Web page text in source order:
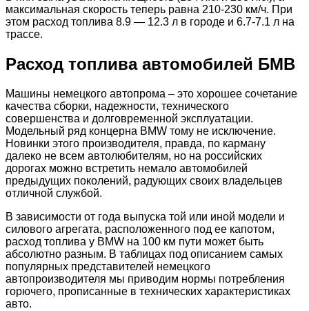
максимальная скорость теперь равна 210-230 км/ч. При
этом расход топлива 8.9 — 12.3 л в городе и 6.7-7.1 л на
трассе.
Расход топлива автомобилей БМВ
Машины немецкого автопрома – это хорошее сочетание
качества сборки, надежности, технического
совершенства и долговременной эксплуатации.
Модельный ряд концерна BMW тому не исключение.
Новинки этого производителя, правда, по карману
далеко не всем автолюбителям, но на российских
дорогах можно встретить немало автомобилей
предыдущих поколений, радующих своих владельцев
отличной службой.
В зависимости от года выпуска той или иной модели и
силового агрегата, расположенного под ее капотом,
расход топлива у BMW на 100 км пути может быть
абсолютно разным. В таблицах под описанием самых
популярных представителей немецкого
автопроизводителя мы приводим нормы потребления
горючего, прописанные в технических характеристиках
авто.